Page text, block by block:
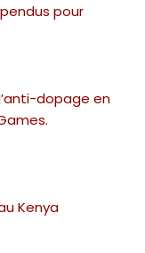
pour
dopage en
Kenya